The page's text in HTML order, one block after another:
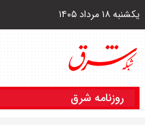
یکشنبه ۱۸ مرداد ۱۴۰۵
روزنامه شرق